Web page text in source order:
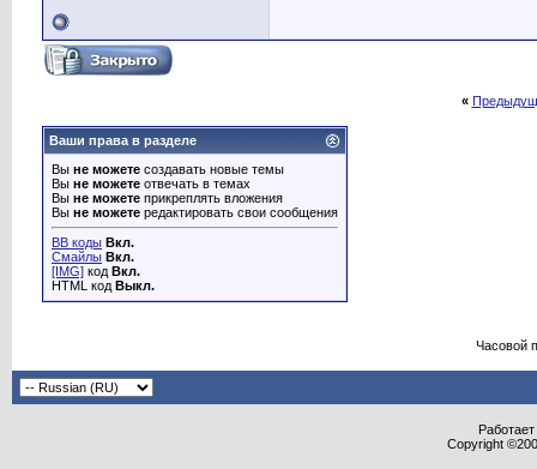
«
Ваши права в разделе
Вы не можете создавать новые темы
Вы не можете отвечать в темах
Вы не можете прикреплять вложения
Вы не можете редактировать свои сообщения
BB коды Вкл.
Смайлы Вкл.
[IMG] код Вкл.
HTML код Выкл.
Часовой
Copyright